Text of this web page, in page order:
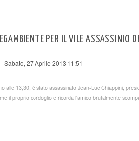
PER IL VILE ASSASSINIO
Sabato, 27 Aprile 2013 11:51
alle 13,30, è stato assassinato Jean-Luc Chiappini,
il proprio cordoglio e ricorda l'amico brutalmente